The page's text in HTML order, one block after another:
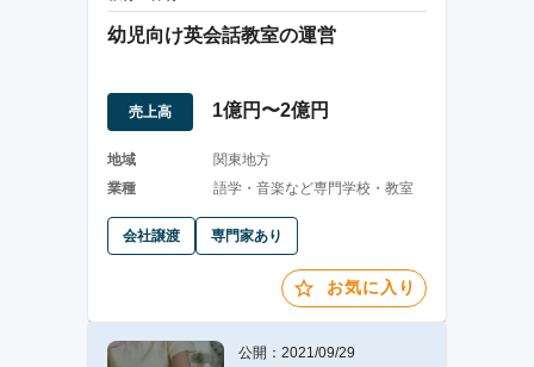
幼児向け英会話教室の運営
売上高 1億円〜2億円
地域
関東地方
業種
語学・音楽など専門学校・教室
会社譲渡 専門家あり
お気に入り
公開：2021/09/29